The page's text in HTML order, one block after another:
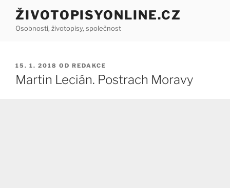
Přejít
obsahu
ŽIVOTOPISYONLINE.CZ
Osobnosti, životopisy, společnost
PUBLIKOVÁNO
15. 1. 2018 OD REDAKCE
Martin Lecián. Postrach Moravy